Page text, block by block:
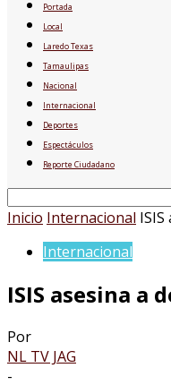
Portada
Local
Laredo Texas
Tamaulipas
Nacional
Internacional
Deportes
Espectáculos
Reporte Ciudadano
Inicio Internacional ISIS
Internacional
ISIS asesina a
Por
NL TV JAG
-